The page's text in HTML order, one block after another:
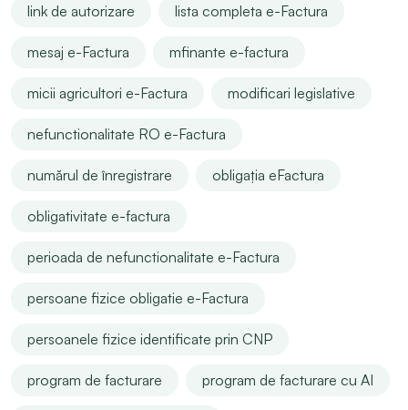
link de autorizare lista completa e-Factura
mesaj e-Factura mfinante e-factura
micii agricultori e-Factura modificari legislative
nefunctionalitate RO e-Factura
numărul de înregistrare obligația eFactura
obligativitate e-factura
perioada de nefunctionalitate e-Factura
persoane fizice obligatie e-Factura
persoanele fizice identificate prin CNP
program de facturare program de facturare cu AI